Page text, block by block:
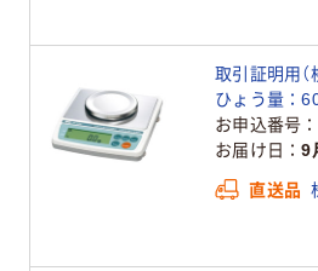
取引証明用
ひょう量：
お申込番号
お届け日
9
直送品